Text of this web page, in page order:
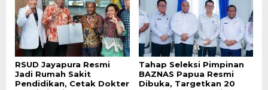
RSUD Jayapura Resmi
Jadi Rumah Sakit
Pendidikan, Cetak Dokter
Tahap Seleksi Pimpinan
BAZNAS Papua Resmi
Dibuka, Targetkan 20